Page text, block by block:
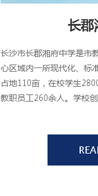
长郡
长沙市长郡湘府中学是市
心区域内一所现代化、标
占地110亩，在校学生
教职员工260余人。学校